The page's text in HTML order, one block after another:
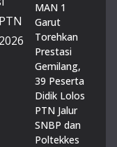
MAN 1
Garut
Torehkan
Prestasi
Gemilang,
39 Peserta
Didik Lolos
PTN Jalur
SNBP dan
Poltekkes